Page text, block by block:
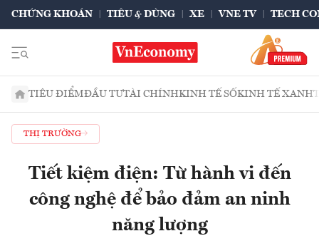
CHỨNG KHOÁN TIÊU & DÙNG XE VNE TV TECH
TIÊU ĐIỂMĐẦU TƯTÀI CHÍNHKINH TẾ SỐKINH TẾ XANH
THỊ TRƯỜNG
Tiết kiệm điện: Từ hành vi đến
công nghệ để bảo đảm an ninh
năng lượng